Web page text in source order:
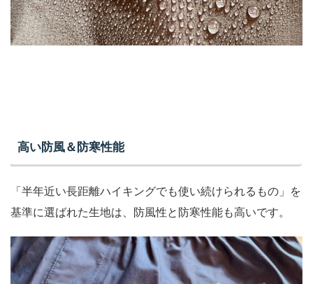
高い防風＆防寒性能
「半年近い長距離ハイキングでも使い続けられるもの」を
基準に選ばれた生地は、防風性と防寒性能も高いです。